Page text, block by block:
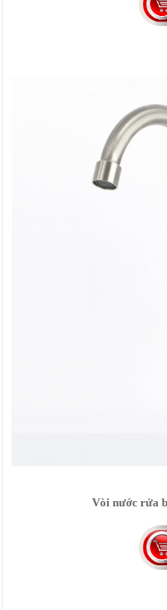
Vòi nước rửa